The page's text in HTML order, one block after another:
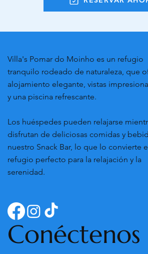
Villa's Pomar do Moinho es un refugio
tranquilo rodeado de naturaleza, que
alojamiento elegante, vistas
y una piscina refrescante.
Los huéspedes pueden relajarse
disfrutan de deliciosas comidas y
nuestro Snack Bar, lo que lo convierte
refugio perfecto para la relajación y la
serenidad.
Conéctenos